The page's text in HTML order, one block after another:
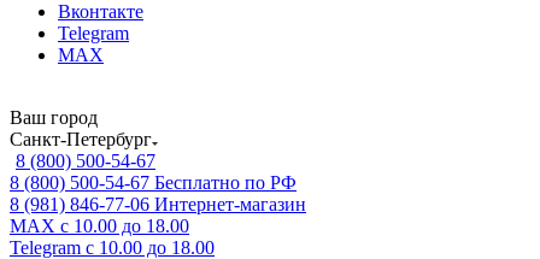
Вконтакте
Telegram
MAX
Ваш город
Санкт-Петербург
8 (800) 500-54-67
8 (800) 500-54-67 Бесплатно по РФ
8 (981) 846-77-06 Интернет-магазин
MAX с 10.00 до 18.00
Telegram с 10.00 до 18.00